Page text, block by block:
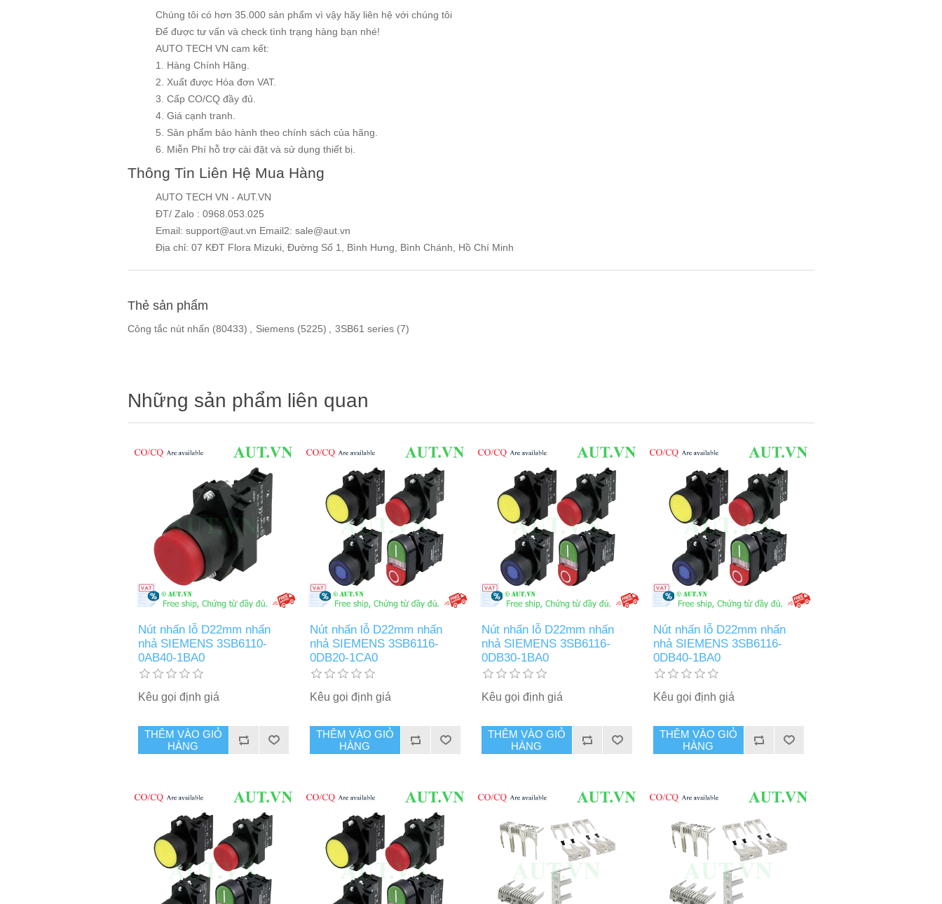
Chúng tôi có hơn 35.000 sản phẩm vì vậy hãy liên hệ với chúng tôi
Để được tư vấn và check tình trạng hàng bạn nhé!
AUTO TECH VN cam kết:
1. Hàng Chính Hãng.
2. Xuất được Hóa đơn VAT.
3. Cấp CO/CQ đầy đủ.
4. Giá cạnh tranh.
5. Sản phẩm bảo hành theo chính sách của hãng.
6. Miễn Phí hỗ trợ cài đặt và sử dụng thiết bị.
Thông Tin Liên Hệ Mua Hàng
AUTO TECH VN - AUT.VN
ĐT/ Zalo : 0968.053.025
Email: support@aut.vn Email2: sale@aut.vn
Địa chỉ: 07 KĐT Flora Mizuki, Đường Số 1, Bình Hưng, Bình Chánh, Hồ Chí Minh
Thẻ sản phẩm
Công tắc nút nhấn (80433) , Siemens (5225) , 3SB61 series (7)
Những sản phẩm liên quan
Nút nhấn lỗ D22mm nhấn
nhả SIEMENS 3SB6110-
0AB40-1BA0
Kêu gọi định giá
THÊM VÀO GIỎ
HÀNG
Nút nhấn lỗ D22mm nhấn
nhả SIEMENS 3SB6116-
0DB20-1CA0
Kêu gọi định giá
THÊM VÀO GIỎ
HÀNG
Nút nhấn lỗ D22mm nhấn
nhả SIEMENS 3SB6116-
0DB30-1BA0
Kêu gọi định giá
THÊM VÀO GIỎ
HÀNG
Nút nhấn lỗ D22mm nhấn
nhả SIEMENS 3SB6116-
0DB40-1BA0
Kêu gọi định giá
THÊM VÀO GIỎ
HÀNG